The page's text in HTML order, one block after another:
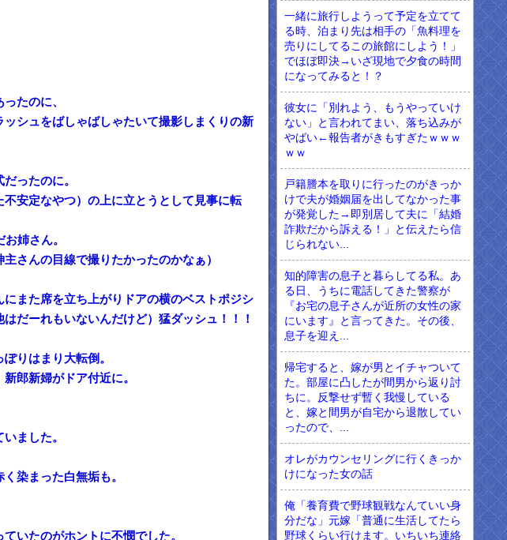
たのに、
シュをばしゃばしゃたいて撮影しまくりの新
ったのに。
安定なやつ）の上に立とうとして見事に転
姉さん。
さんの目線で撮りたかったのかなぁ）
また席を立ち上がりドアの横のベストポジシ
だーれもいないんだけど）猛ダッシュ！！！
りはまり大転倒。
郎新婦がドア付近に。
ました。
染まった白無垢も。
いたのがホントに不憫でした。
一緒に旅行しようって予定を立てて
る時、泊まり先は相手の「魚料理を
売りにしてるこの旅館にしよう！」
でほぼ即決→いざ現地で夕食の時間
になってみると！？
彼女に「別れよう、もうやっていけ
ない」と言われてまい、落ち込みが
やばい←報告者がきもすぎたｗｗｗ
ｗｗ
戸籍謄本を取りに行ったのがきっか
けで夫が婚姻届を出してなかった事
が発覚した→即別居して夫に「結婚
詐欺だから訴える！」と伝えたら信
じられない...
知的障害の息子と暮らしてる私。あ
る日、うちに電話してきた警察が
『お宅の息子さんが近所の女性の家
にいます』と言ってきた。その後、
息子を迎え...
帰宅すると、嫁が男とイチャついて
た。部屋に凸したが間男から返り討
ちに。反撃せず暫く我慢している
と、嫁と間男が自宅から退散してい
ったので、...
オレがカウンセリングに行くきっか
けになった女の話
俺「養育費で野球観戦なんていい身
分だな」元嫁「普通に生活してたら
野球くらい行けます。いちいち連絡